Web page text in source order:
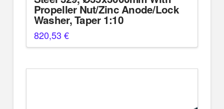
Propeller Nut/Zinc Anode/Lock
Washer, Taper 1:10
820,53 €